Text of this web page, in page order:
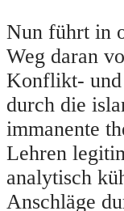
Nun führt in
Weg daran
Konflikt- und
durch die
immanente
Lehren
analytisch
Anschläge